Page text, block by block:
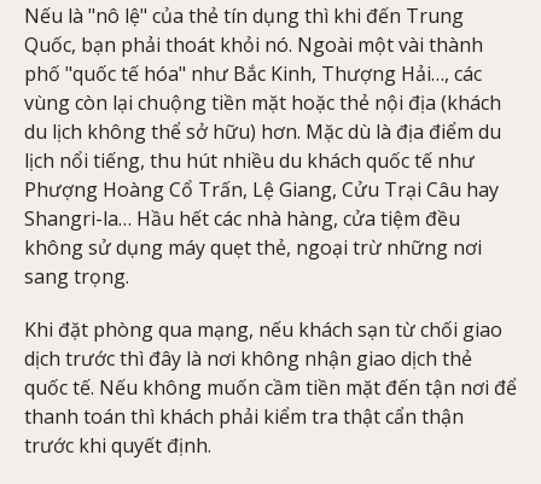
Nếu là "nô lệ" của thẻ tín dụng thì khi đến Trung
Quốc, bạn phải thoát khỏi nó. Ngoài một vài thành
phố "quốc tế hóa" như Bắc Kinh, Thượng Hải…, các
vùng còn lại chuộng tiền mặt hoặc thẻ nội địa (khách
du lịch không thể sở hữu) hơn. Mặc dù là địa điểm du
lịch nổi tiếng, thu hút nhiều du khách quốc tế như
Phượng Hoàng Cổ Trấn, Lệ Giang, Cửu Trại Câu hay
Shangri-la… Hầu hết các nhà hàng, cửa tiệm đều
không sử dụng máy quẹt thẻ, ngoại trừ những nơi
sang trọng.
Khi đặt phòng qua mạng, nếu khách sạn từ chối giao
dịch trước thì đây là nơi không nhận giao dịch thẻ
quốc tế. Nếu không muốn cầm tiền mặt đến tận nơi để
thanh toán thì khách phải kiểm tra thật cẩn thận
trước khi quyết định.